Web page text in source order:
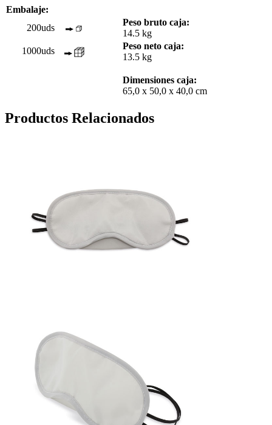
Embalaje:
200uds
Peso bruto caja:
14.5 kg
1000uds
Peso neto caja:
13.5 kg
Dimensiones caja:
65,0 x 50,0 x 40,0 cm
Productos Relacionados